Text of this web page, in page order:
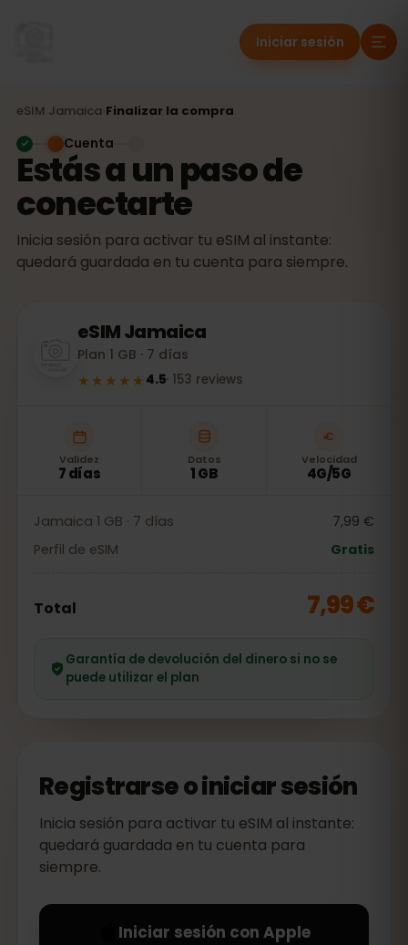
Iniciar sesión
eSIM Jamaica Finalizar la compra
Estás a un paso de
conectarte
Inicia sesión para activar tu eSIM al instante:
quedará guardada en tu cuenta para siempre.
Cuenta
eSIMJamaica
Plan 1 GB · 7 días
★★★★★ 4.5· 153 reviews
Validez
7 días
Datos
1 GB
Velocidad
4G/5G
Jamaica 1 GB · 7 días
7,99 €
Perfil de eSIM
Gratis
Total 7,99 €
Garantía de devolución del dinero si no se
puede utilizar el plan
Registrarse o iniciar sesión
Inicia sesión para activar tu eSIM al instante:
quedará guardada en tu cuenta para
siempre.
Iniciar sesión con Apple